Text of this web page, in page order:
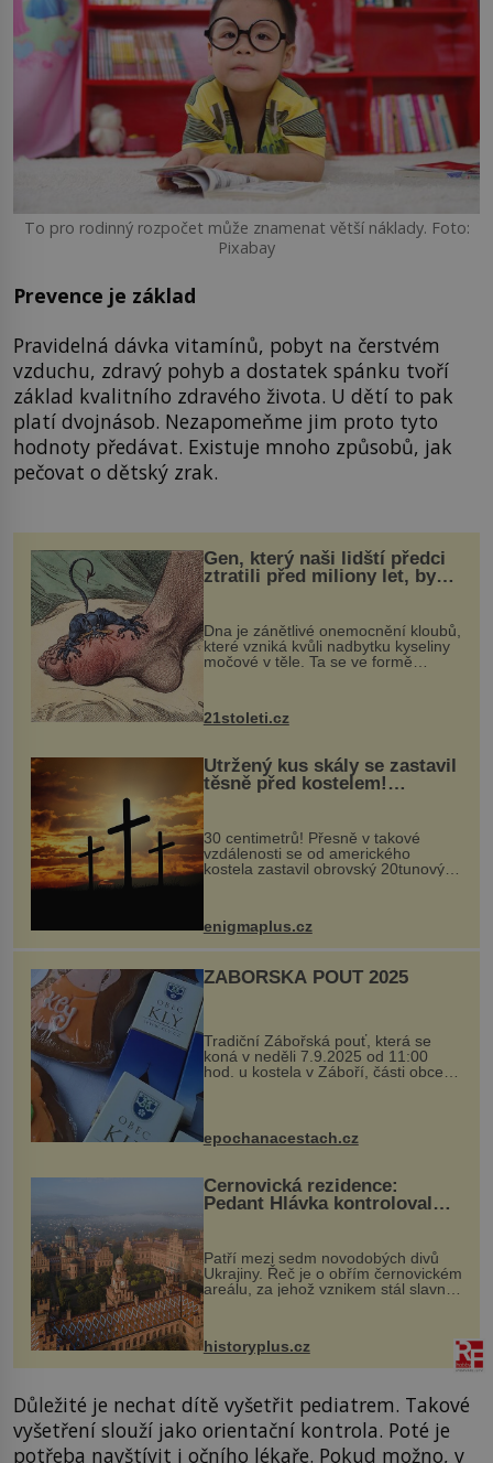
To pro rodinný rozpočet může znamenat větší náklady. Foto:
Pixabay
Prevence je základ
Pravidelná dávka vitamínů, pobyt na čerstvém
vzduchu, zdravý pohyb a dostatek spánku tvoří
základ kvalitního zdravého života. U dětí to pak
platí dvojnásob. Nezapomeňme jim proto tyto
hodnoty předávat. Existuje mnoho způsobů, jak
pečovat o dětský zrak.
Gen, který naši lidští předci
ztratili před miliony let, by
mohl pomoci s léčbou
„nemoci králů“
Dna je zánětlivé onemocnění kloubů,
které vzniká kvůli nadbytku kyseliny
močové v těle. Ta se ve formě
nohou, a způsobuje bole...
21stoleti.cz
Utržený kus skály se zastavil
těsně před kostelem!
Ochránila ho boží síla?
30 centimetrů! Přesně v takové
vzdálenosti se od amerického
kostela zastavil obrovský 20tunový
...
enigmaplus.cz
ZÁBOŘSKÁ POUŤ 2025
Tradiční Zábořská pouť, která se
koná v neděli 7.9.2025 od 11:00
hod. u kostela v Záboří, části obce
Kly u Mělníka. V programu naleznete
komentovanou prohlídku kostela,
epochanacestach.cz
Černovická rezidence:
Pedant Hlávka kontroloval
Patří mezi sedm novodobých divů
Ukrajiny. Řeč je o obřím černovickém
areálu, za jehož vznikem stál slavný
český architekt Josef Hlávka. Ten si
na něm dal mimořádně záležet. Jeho
historyplus.cz
Důležité je nechat dítě vyšetřit pediatrem. Takové
vyšetření slouží jako orientační kontrola. Poté je
potřeba navštívit i očního lékaře. Pokud možno, v